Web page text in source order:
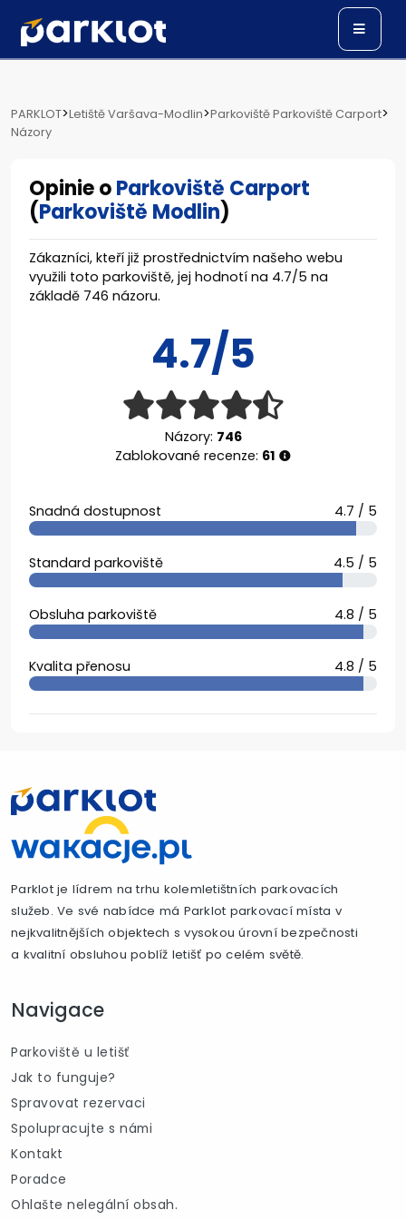
PARKLOT>Letiště Varšava-Modlin>Parkoviště Parkoviště Carport>
Názory
Opinie oParkoviště Carport
(Parkoviště Modlin)
Zákazníci, kteří již prostřednictvím našeho webu
využili toto parkoviště, jej hodnotí na 4.7/5 na
základě 746 názoru.
4.7/5
Názory: 746
Zablokované recenze: 61
Snadná dostupnost 4.7 / 5
Standard parkoviště 4.5 / 5
Obsluha parkoviště 4.8 / 5
Kvalita přenosu 4.8 / 5
Parklot je lídrem na trhu kolemletištních parkovacích
služeb. Ve své nabídce má Parklot parkovací místa v
nejkvalitnějších objektech s vysokou úrovní bezpečnosti
a kvalitní obsluhou poblíž letišť po celém světě.
Navigace
Parkoviště u letišť
Jak to funguje?
Spravovat rezervaci
Spolupracujte s námi
Kontakt
Poradce
Ohlašte nelegální obsah.